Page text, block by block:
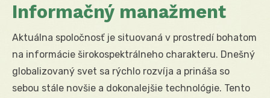
Informačný manažment
Aktuálna spoločnosť je situovaná v prostredí bohatom
na informácie širokospektrálneho charakteru. Dnešný
globalizovaný svet sa rýchlo rozvíja a prináša so
sebou stále novšie a dokonalejšie technológie. Tento